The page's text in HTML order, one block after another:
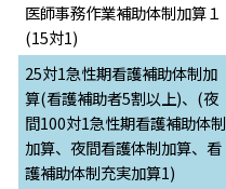
医師事務作業補助体制加算１
(15対1)
25対1急性期看護補助体制加
算(看護補助者5割以上)、(夜
間100対1急性期看護補助体制
加算、夜間看護体制加算、看
護補助体制充実加算1)